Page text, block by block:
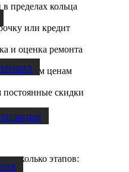
пределах кольца
или кредит
и оценка ремонта
оптовым ценам
скидки
несколько этапов: